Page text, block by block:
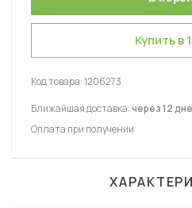
Купить в
Код товара:1206273
Ближайшая доставка:через 12
Оплата при получении